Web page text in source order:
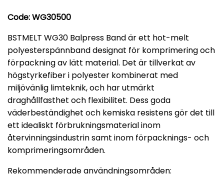
Code: WG30500
BSTMELT WG30 Balpress Band är ett hot-melt
polyesterspännband designat för komprimering och
förpackning av lätt material. Det är tillverkat av
högstyrkefiber i polyester kombinerat med
miljövänlig limteknik, och har utmärkt
draghållfasthet och flexibilitet. Dess goda
väderbeständighet och kemiska resistens gör det till
ett idealiskt förbrukningsmaterial inom
återvinningsindustrin samt inom förpacknings- och
komprimeringsområden.
Rekommenderade användningsområden: